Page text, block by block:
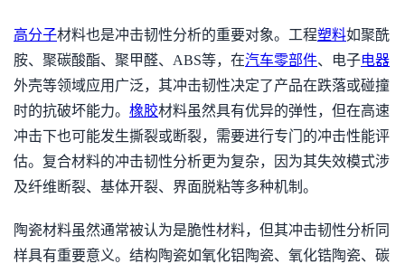
高分子材料也是冲击韧性分析的重要对象。工程塑料如聚酰
胺、聚碳酸酯、聚甲醛、ABS等，在汽车零部件、电子电器
外壳等领域应用广泛，其冲击韧性决定了产品在跌落或碰撞
时的抗破坏能力。 橡胶材料虽然具有优异的弹性，但在高速
冲击下也可能发生撕裂或断裂，需要进行专门的冲击性能评
估。复合材料的冲击韧性分析更为复杂，因为其失效模式涉
及纤维断裂、基体开裂、界面脱粘等多种机制。
陶瓷材料虽然通常被认为是脆性材料，但其冲击韧性分析同
样具有重要意义。结构陶瓷如氧化铝陶瓷、氧化锆陶瓷、碳